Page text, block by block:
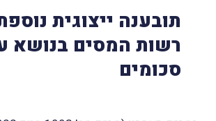
תובענה ייצוגית
רשות המסים בנושא
סכומים